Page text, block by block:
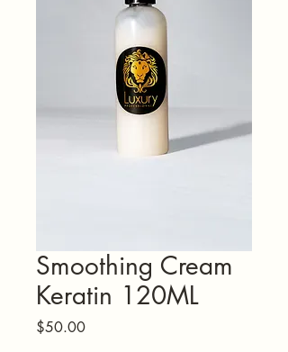
Smoothing Cream
Keratin 120ML
$50.00Price